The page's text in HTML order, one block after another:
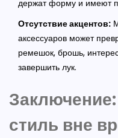
держат форму и имеют
Отсутствие акцентов:
аксессуаров может
ремешок, брошь,
завершить лук.
стиль вне